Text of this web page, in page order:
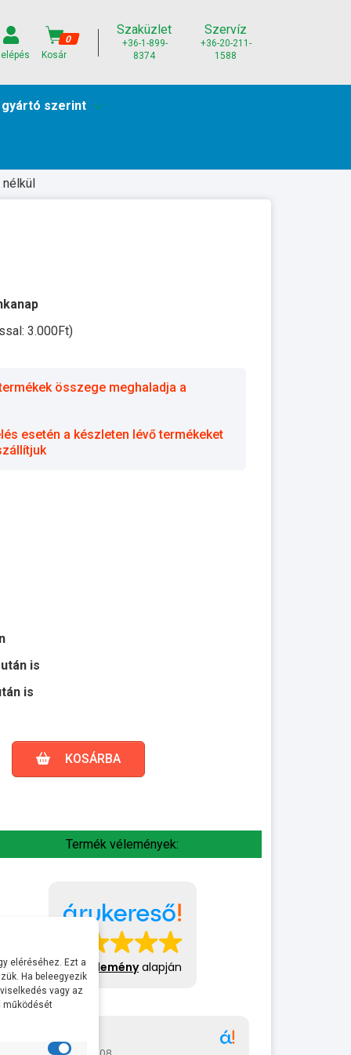
0
Kosár
Szaküzlet
+36-1-899-
8374
Szervíz
+36-20-211-
1588
szerint
3.000Ft)
összege meghaladja a
esetén a készleten lévő termékeket
is
is
KOSÁRBA
Termék vélemények:
413 véleményalapján
Gábor
eléréséhez. Ezt a
Ha beleegyezik
vagy az
működését